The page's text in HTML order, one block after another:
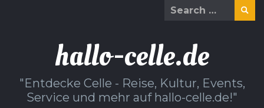
Search
hallo-celle.de
"Entdecke Celle - Reise, Kultur, Events,
Service und mehr auf hallo-celle.de!"